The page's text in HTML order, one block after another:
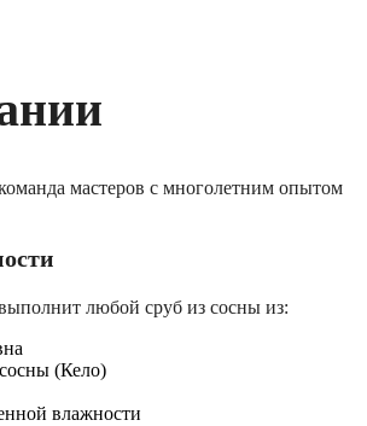
мастеров с многолетним опытом
любой сруб из сосны из:
(Кело)
влажности